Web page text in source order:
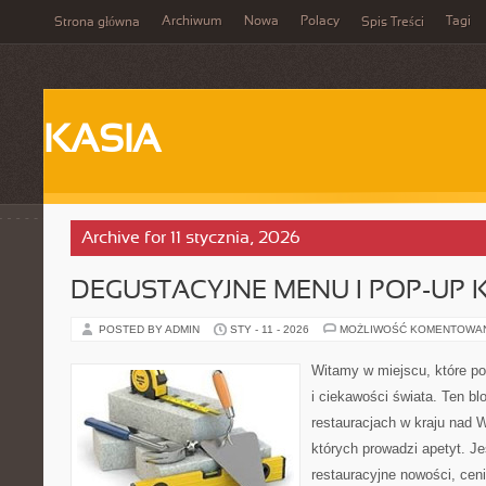
Strona główna Archiwum Nowa Polacy Spis Treści Tagi
KASIA
Archive for 11 stycznia, 2026
DEGUSTACYJNE MENU I POP-UP
POSTED BY ADMIN STY - 11 - 2026 MOŻLIWOŚĆ
Witamy w miejscu, które
i ciekawości świata. Ten
restauracjach w kraju nad
których prowadzi apetyt.
restauracyjne nowości,